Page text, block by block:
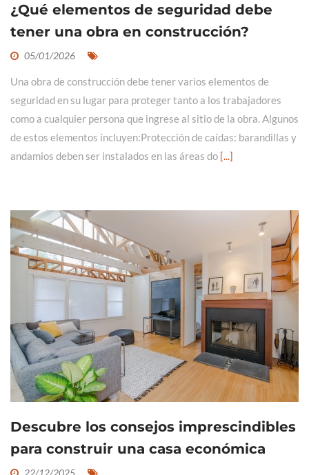
¿Qué elementos de seguridad debe
tener una obra en construcción?
05/01/2026
Una obra de construcción debe tener varios elementos de
seguridad en su lugar para proteger tanto a los trabajadores
como a cualquier persona que ingrese al sitio de la obra. Algunos
de estos elementos incluyen:Protección de caídas: barandillas y
andamios deben ser instalados en las áreas do [...]
Descubre los consejos imprescindibles
para construir una casa económica